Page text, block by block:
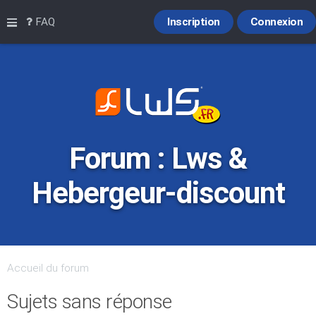
Raccourcis
FAQ Connexion
Inscription
Forum : Lws &
Hebergeur-discount
Accueil du forum
Sujets sans réponse